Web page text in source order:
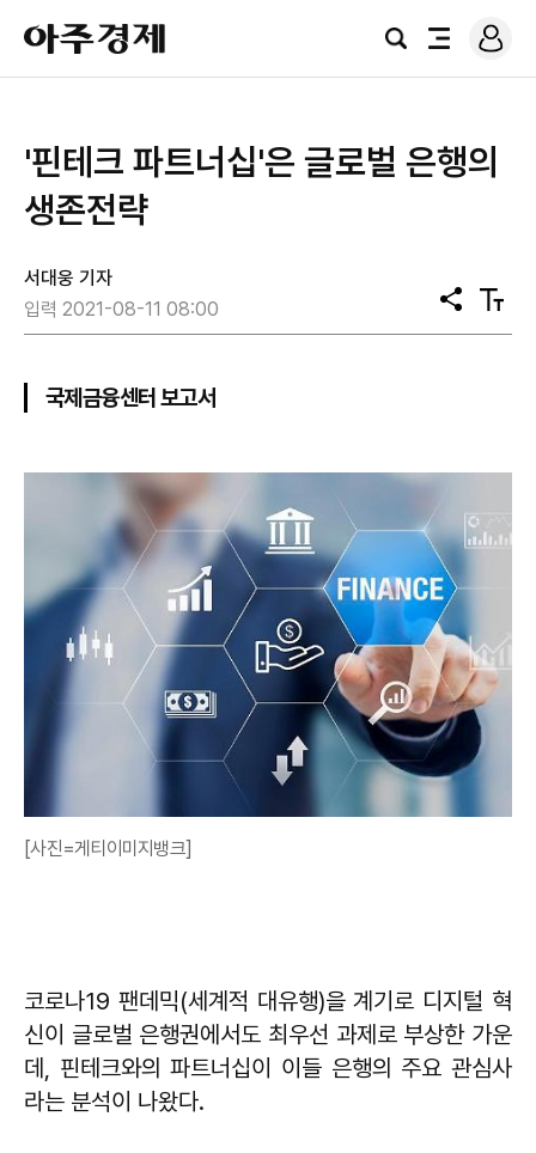
아
주
경
검
전
로
그
'핀테크 파트너십'은 글로벌 은행의
생존전략
서대웅 기자
입력 2021-08-11 08:00
공
유
텍
스
국제금융센터 보고서
[사진=게티이미지뱅크]
코로나19 팬데믹(세계적 대유행)을 계기로 디지털 혁
신이 글로벌 은행권에서도 최우선 과제로 부상한 가운
데, 핀테크와의 파트너십이 이들 은행의 주요 관심사
라는 분석이 나왔다.